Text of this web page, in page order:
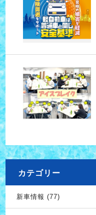
カテゴリー
新車情報 (77)